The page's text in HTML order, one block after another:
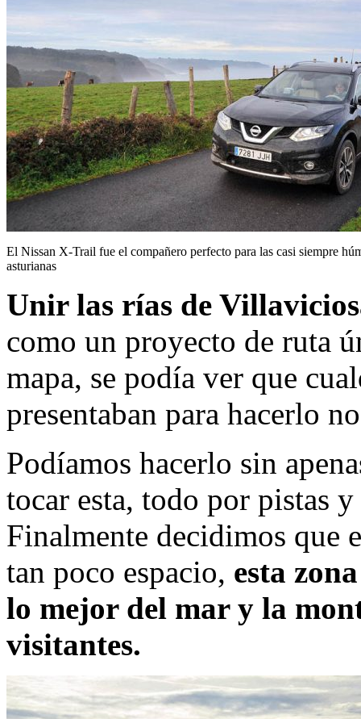
El Nissan X-Trail fue el compañero perfecto para las casi siempre
asturianas
Unir las rías de
como un proyecto de ruta
mapa, se podía ver que
presentaban para hacerlo
Podíamos hacerlo sin
tocar esta, todo por pistas
Finalmente decidimos que
tan poco espacio, esta
lo mejor del mar y la
visitantes.